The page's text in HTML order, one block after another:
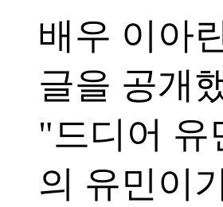
배우 이아
글을 공개
"드디어 유
의 유민이